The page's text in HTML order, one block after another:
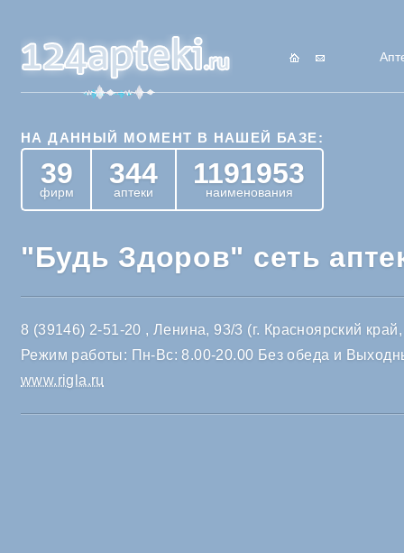
НА ДАННЫЙ МОМЕНТ В НАШЕЙ БАЗЕ:
39
фирм
344
аптеки
1191953
наименования
"Будь Здоров" сеть
8 (39146) 2-51-20 , Ленина, 93/3 (г. Красноярский край,
Режим работы: Пн-Вс: 8.00-20.00 Без обеда и
www.rigla.ru